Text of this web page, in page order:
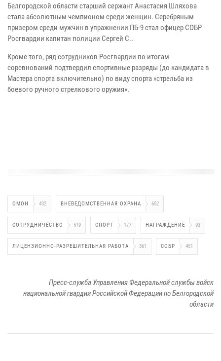
Белгородской области старший сержант Анастасия Шляхова
стала абсолютным чемпионом среди женщин. Серебряным
призером среди мужчин в упражнении ПБ-9 стал офицер СОБР
Росгвардии капитан полиции Сергей С..
Кроме того, ряд сотрудников Росгвардии по итогам
соревнований подтвердил спортивные разряды (до кандидата в
Мастера спорта включительно) по виду спорта «стрельба из
боевого ручного стрелкового оружия».
ОМОН 432 ВНЕВЕДОМСТВЕННАЯ ОХРАНА 652
СОТРУДНИЧЕСТВО 519 СПОРТ 177 НАГРАЖДЕНИЕ 93
ЛИЦЕНЗИОННО-РАЗРЕШИТЕЛЬНАЯ РАБОТА 361 СОБР 451
Пресс-служба Управления Федеральной службы войск
национальной гвардии Российской Федерации по Белгородской
области